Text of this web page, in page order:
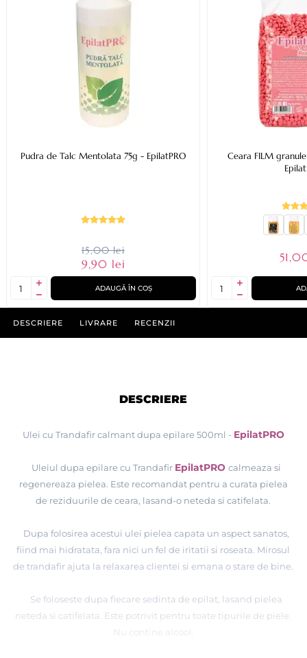
Pudra de Talc Mentolata 75g - EpilatPRO
15,00 lei
9,90 lei
ADAUGĂ ÎN COȘ
Ceara FILM
DESCRIERE LIVRARE RECENZII
DESCRIERE
Ulei cu Trandafir calmant dupa epilare 500ml - EpilatPRO
Uleiul dupa epilare cu Trandafir EpilatPROcalmeaza si
regenereaza pielea. Este recomandat pentru a curata pielea
de reziduurile de ceara, lasand-o neteda si catifelata.
Dupa folosirea acestui ulei pielea capata un aspect sanatos,
fiind mai hidratata, fara nici un fel de iritatii si roseata. Mirosul
de trandafir ajuta la relaxarea clientei si emana o stare de bine.
Se foloseste dupa fiecare sedinta de epilat, lasand pielea
neteda si catifelata.
Este potrivit pentru toate tipurile de piele.
Nu contine alcool.